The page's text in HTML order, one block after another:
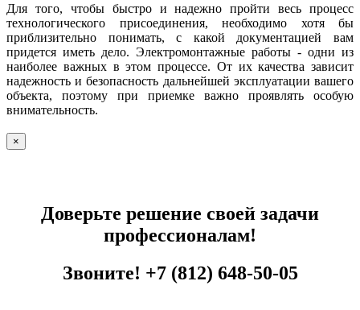
Для того, чтобы быстро и надежно пройти весь процесс
технологического присоединения, необходимо хотя бы
приблизительно понимать, с какой документацией вам
придется иметь дело. Электромонтажные работы - одни из
наиболее важных в этом процессе. От их качества зависит
надежность и безопасность дальнейшей эксплуатации вашего
объекта, поэтому при приемке важно проявлять особую
внимательность.
×
Доверьте решение своей задачи
профессионалам!
Звоните! +7 (812) 648-50-05